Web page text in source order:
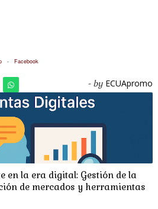
- Facebook
- by ECUApromo
en la era digital: Gestión de la
de mercados y herramientas